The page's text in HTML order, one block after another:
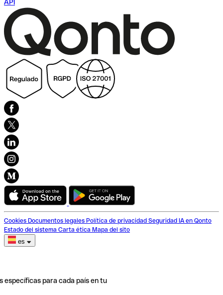
API
Cookies Documentos legales Política de privacidad Seguridad IA en Qonto
Estado del sistema Carta ética Mapa del sito
es
específicas para cada país en tu